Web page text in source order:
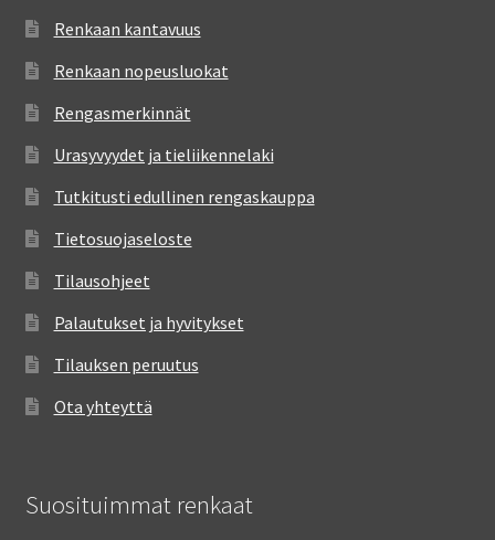
Renkaan kantavuus
Renkaan nopeusluokat
Rengasmerkinnät
Urasyvyydet ja tieliikennelaki
Tutkitusti edullinen rengaskauppa
Tietosuojaseloste
Tilausohjeet
Palautukset ja hyvitykset
Tilauksen peruutus
Ota yhteyttä
Suosituimmat renkaat